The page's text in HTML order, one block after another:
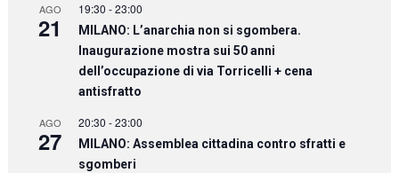
AGO
21
19:30 -23:00
MILANO: L’anarchia non si sgombera.
Inaugurazione mostra sui 50 anni
dell’occupazione di via Torricelli + cena
antisfratto
AGO
27
20:30 -23:00
MILANO: Assemblea cittadina contro sfratti e
sgomberi